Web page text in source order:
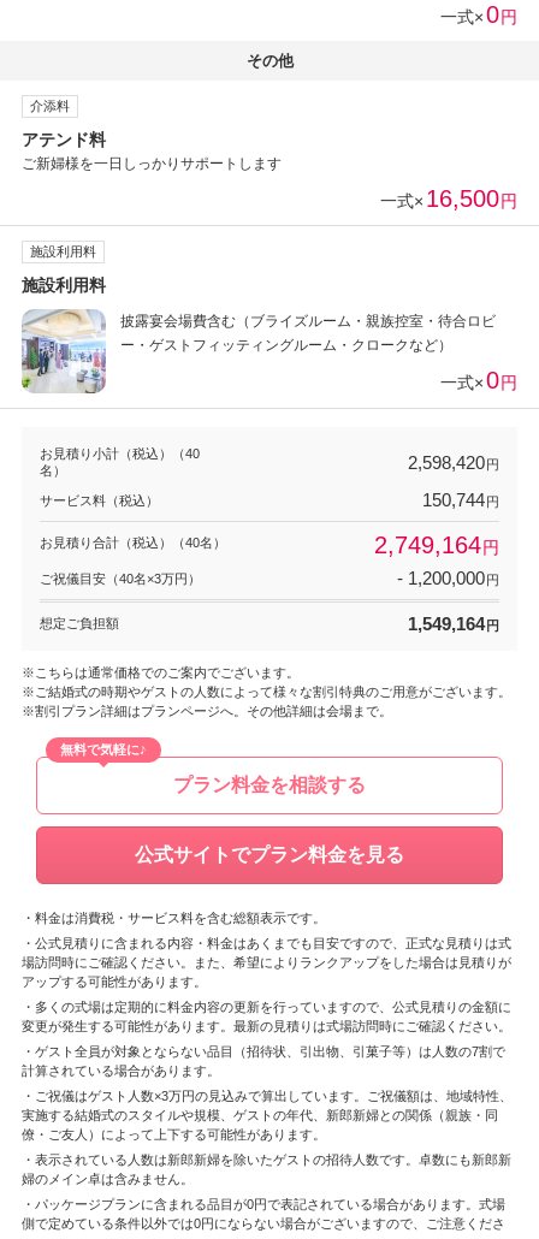
一式×0円
その他
介添料
アテンド料
ご新婦様を一日しっかりサポートします
一式× 16,500円
施設利用料
施設利用料
披露宴会場費含む（ブライズルーム・親族控室・待合ロビ
ー・ゲストフィッティングルーム・クロークなど）
一式×0円
お見積り小計（税込）（40
名）
2,598,420円
サービス料（税込） 150,744円
お見積り合計（税込）（40名） 2,749,164円
ご祝儀目安（40名×3万円） - 1,200,000円
想定ご負担額 1,549,164 円
※こちらは通常価格でのご案内でございます。
※ご結婚式の時期やゲストの人数によって様々な割引特典のご用意がございます。
※割引プラン詳細はプランページへ。その他詳細は会場まで。
プラン料金を相談する
無料で気軽に♪
公式サイトでプラン料金を見る
・料金は消費税・サービス料を含む総額表示です。
・公式見積りに含まれる内容・料金はあくまでも目安ですので、正式な見積りは式
場訪問時にご確認ください。また、希望によりランクアップをした場合は見積りが
アップする可能性があります。
・多くの式場は定期的に料金内容の更新を行っていますので、公式見積りの金額に
変更が発生する可能性があります。最新の見積りは式場訪問時にご確認ください。
・ゲスト全員が対象とならない品目（招待状、引出物、引菓子等）は人数の7割で
計算されている場合があります。
・ご祝儀はゲスト人数×3万円の見込みで算出しています。ご祝儀額は、地域特性、
実施する結婚式のスタイルや規模、ゲストの年代、新郎新婦との関係（親族・同
僚・ご友人）によって上下する可能性があります。
・表示されている人数は新郎新婦を除いたゲストの招待人数です。卓数にも新郎新
婦のメイン卓は含みません。
・パッケージプランに含まれる品目が0円で表記されている場合があります。式場
側で定めている条件以外では0円にならない場合がございますので、ご注意くださ